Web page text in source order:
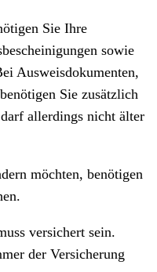
Sie Ihre
sowie
Ausweisdokumenten,
Sie zusätzlich
allerdings nicht älter
möchten, benötigen
versichert sein.
der Versicherung